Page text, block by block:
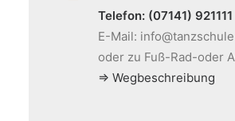
Telefon: (07141) 921111
E-Mail:
oder zu Fuß-Rad-oder
⇒ Wegbeschreibung